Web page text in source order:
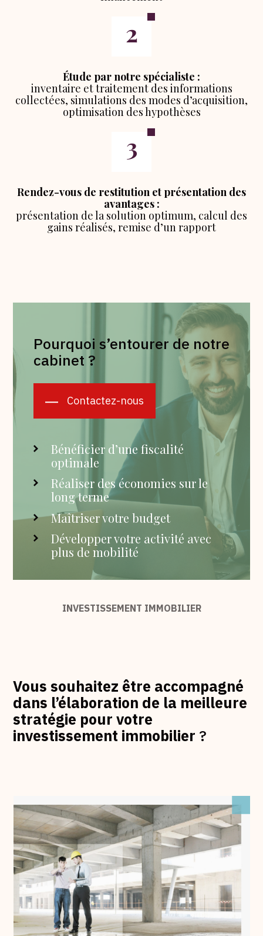
Étude par notre spécialiste :
inventaire et traitement des informations
collectées, simulations des modes d’acquisition,
optimisation des hypothèses
Rendez-vous de restitution et présentation des
avantages :
présentation de la solution optimum, calcul des
gains réalisés, remise d’un rapport
Pourquoi s’entourer de notre
cabinet ?
Contactez-nous
Bénéficier d’une fiscalité
optimale
Réaliser des économies sur le
long terme
Maîtriser votre budget
Développer votre activité avec
plus de mobilité
INVESTISSEMENT IMMOBILIER
Vous souhaitez être accompagné
dans l’élaboration de la meilleure
stratégie pour votre
investissement immobilier?